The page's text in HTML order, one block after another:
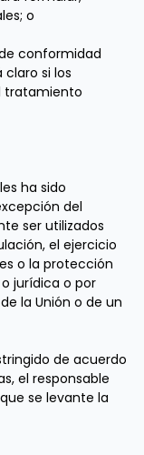
o
conformidad
claro si los
tratamiento
ha sido
del
ser utilizados
el ejercicio
o la protección
jurídica o por
la Unión o de un
de acuerdo
el responsable
se levante la